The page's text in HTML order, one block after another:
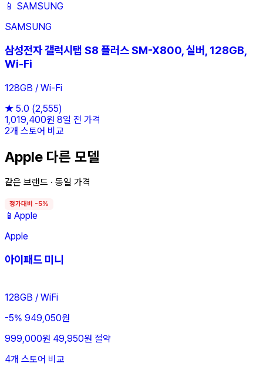
📱 SAMSUNG
SAMSUNG
삼성전자 갤럭시탭 S8 플러스 SM-X800, 실버, 128GB,
Wi-Fi
128GB / Wi-Fi
★ 5.0 (2,555)
1,019,400원 8일 전 가격
2개 스토어 비교
Apple 다른 모델
같은 브랜드 · 동일 가격
정가대비 -5%
📱 Apple
Apple
아이패드 미니
128GB / WiFi
-5% 949,050원
999,000원 49,950원 절약
4개 스토어 비교